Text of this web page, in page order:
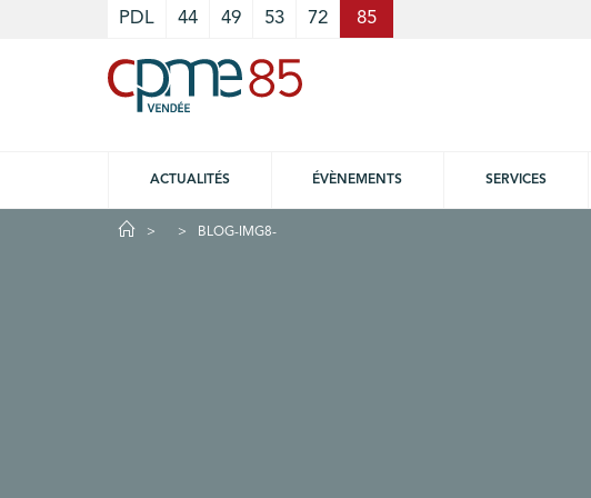
PDL 44 49 53 72 85
ACTUALITÉS ÉVÈNEMENTS SERVICES
BLOG-IMG8-
Cookies management panel